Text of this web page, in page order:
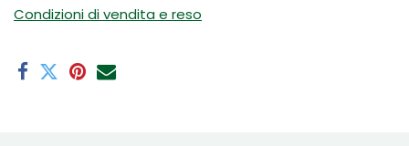
Condizioni di vendita e reso